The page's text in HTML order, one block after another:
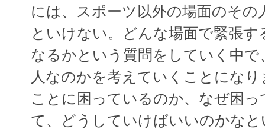
には、スポーツ以外の場面のそ
といけない。どんな場面で緊張
なるかという質問をしていく中
人なのかを考えていくことにな
ことに困っているのか、なぜ困
て、どうしていけばいいのかな